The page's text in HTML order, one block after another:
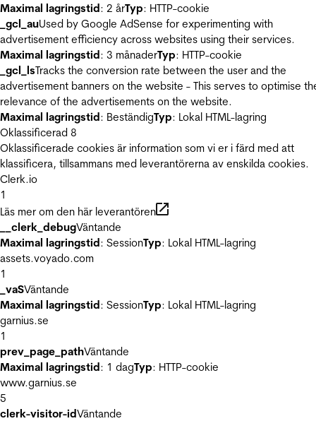
Maximal lagringstid: 2 årTyp: HTTP-cookie
_gcl_auUsed by Google AdSense for experimenting with
advertisement efficiency across websites using their services.
Maximal lagringstid: 3 månaderTyp: HTTP-cookie
_gcl_lsTracks the conversion rate between the user and the
advertisement banners on the website - This serves to optimise
relevance of the advertisements on the website.
Maximal lagringstid: BeständigTyp: Lokal HTML-lagring
Oklassificerad 8
Oklassificerade cookies är information som vi er i färd med att
klassificera, tillsammans med leverantörerna av enskilda cookies.
Clerk.io
1
Läs mer om den här leverantören
__clerk_debugVäntande
Maximal lagringstid: SessionTyp: Lokal HTML-lagring
assets.voyado.com
1
_vaSVäntande
Maximal lagringstid: SessionTyp: Lokal HTML-lagring
garnius.se
1
prev_page_pathVäntande
Maximal lagringstid: 1 dagTyp: HTTP-cookie
www.garnius.se
5
clerk-visitor-idVäntande